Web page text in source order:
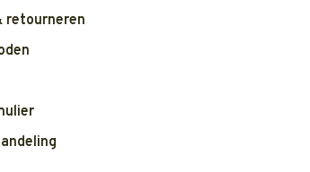
retourneren